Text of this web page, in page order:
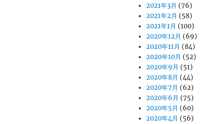
2021年3月 (76)
2021年2月 (58)
2021年1月 (100)
2020年12月 (69)
2020年11月 (84)
2020年10月 (52)
2020年9月 (51)
2020年8月 (44)
2020年7月 (62)
2020年6月 (75)
2020年5月 (60)
2020年4月 (56)